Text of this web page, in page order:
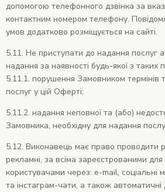
допомогою телефонного дзвінка за
контактним номером телефону.
умов додатково розміщується на сайті.
5.11. Не приступати до надання послуг
надання за наявності будь-якої з таких
5.11.1. порушення Замовником термінів
послуг у цій Оферті;
5.11.2. надання неповної та (або)
Замовника, необхідну для надання
5.12. Виконавець має право проводити
рекламні, за всіма зареєстрованими для
користувачами через: e-mail, соціальні
та інстаграм-чати, а також автоматичні